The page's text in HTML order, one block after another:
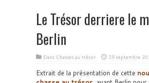
Le Trésor derriere le
Berlin
Dans Chasses au trésor 29 septembre
Extrait de la présentation de cette